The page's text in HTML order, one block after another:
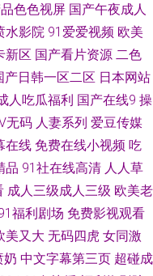
91免费在线视频 草草浮力快
视频 97超碰人妻自慰 都市激
伦理片网址 日本伦理三区 91
丝袜美腿 超碰ab电影在线 韩
网 东京热无码专区 另类色网
激情AV 内射无码一区日韩 偷
色色视屏 国产午夜成人
水影院 91爱爱视频 欧美
新区 国产看片资源 二色
产日韩一区二区 日本网站
人吃瓜福利 国产在线9 操
无码 人妻系列 爱豆传媒
在线 免费在线小视频 吃
品 91社在线高清 人人草
成人三级成人三级 欧美老
福利剧场 免费影视观看
美又大 无码四虎 女同激
奶 中文字幕第三页 超碰成